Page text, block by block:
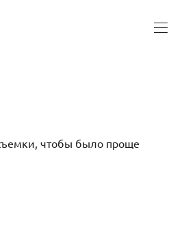
чтобы было проще